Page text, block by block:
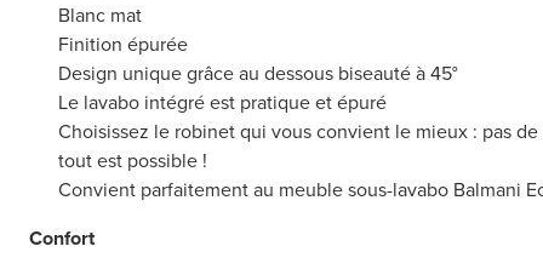
Blanc mat
Finition épurée
Design unique grâce au dessous biseauté à 45°
Le lavabo intégré est pratique et épuré
Choisissez le robinet qui vous convient le mieux : pas
tout est possible !
Convient parfaitement au meuble sous-lavabo Balmani
Confort